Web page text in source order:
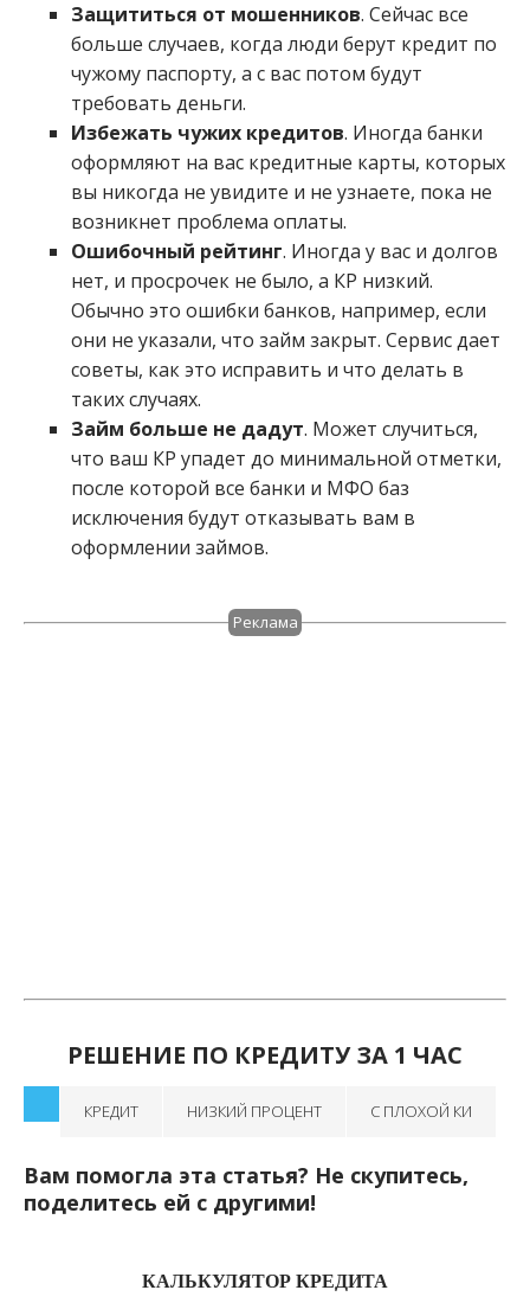
Защититься от мошенников. Сейчас все
больше случаев, когда люди берут кредит по
чужому паспорту, а с вас потом будут
требовать деньги.
Избежать чужих кредитов. Иногда банки
оформляют на вас кредитные карты, которых
вы никогда не увидите и не узнаете, пока не
возникнет проблема оплаты.
Ошибочный рейтинг. Иногда у вас и долгов
нет, и просрочек не было, а КР низкий.
Обычно это ошибки банков, например, если
они не указали, что займ закрыт. Сервис дает
советы, как это исправить и что делать в
таких случаях.
Займ больше не дадут. Может случиться,
что ваш КР упадет до минимальной отметки,
после которой все банки и МФО баз
исключения будут отказывать вам в
оформлении займов.
Реклама
РЕШЕНИЕ ПО КРЕДИТУ ЗА 1 ЧАС
КРЕДИТ НИЗКИЙ ПРОЦЕНТ С ПЛОХОЙ КИ
Вам помогла эта статья? Не скупитесь,
поделитесь ей с другими!
КАЛЬКУЛЯТОР КРЕДИТА